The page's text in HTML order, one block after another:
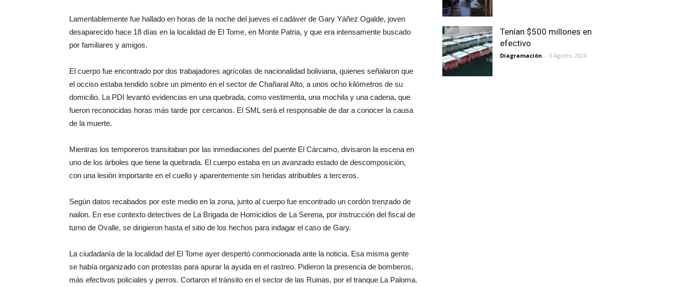
Lamentablemente fue hallado en horas de la noche del jueves el cadáver de Gary Yáñez Ogalde, joven
desaparecido hace 18 días en la localidad de El Tome, en Monte Patria, y que era intensamente buscado
por familiares y amigos.
El cuerpo fue encontrado por dos trabajadores agrícolas de nacionalidad boliviana, quienes señalaron que
el occiso estaba tendido sobre un pimento en el sector de Chañaral Alto, a unos ocho kilómetros de su
domicilio. La PDI levantó evidencias en una quebrada, como vestimenta, una mochila y una cadena, que
fueron reconocidas horas más tarde por cercanos. El SML será el responsable de dar a conocer la causa
de la muerte.
Mientras los temporeros transitaban por las inmediaciones del puente El Cárcamo, divisaron la escena en
uno de los árboles que tiene la quebrada. El cuerpo estaba en un avanzado estado de descomposición,
con una lesión importante en el cuello y aparentemente sin heridas atribuibles a terceros.
Según datos recabados por este medio en la zona, junto al cuerpo fue encontrado un cordón trenzado de
nailon. En ese contexto detectives de La Brigada de Homicidios de La Serena, por instrucción del fiscal de
turno de Ovalle, se dirigieron hasta el sitio de los hechos para indagar el caso de Gary.
La ciudadanía de la localidad del El Tome ayer despertó conmocionada ante la noticia. Esa misma gente
se había organizado con protestas para apurar la ayuda en el rastreo. Pidieron la presencia de bomberos,
más efectivos policiales y perros. Cortaron el tránsito en el sector de las Ruinas, por el tranque La Paloma.
Tenían $500 millones en
efectivo
Diagramación - 6 Agosto, 2026